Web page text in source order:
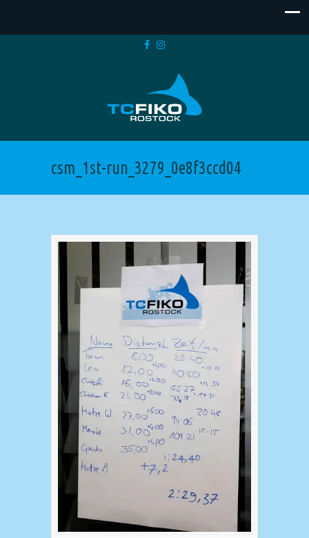
csm_1st-run_3279_0e8f3ccd04